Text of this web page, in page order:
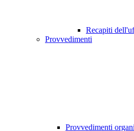
Recapiti
Provvedimenti
Provvedimenti